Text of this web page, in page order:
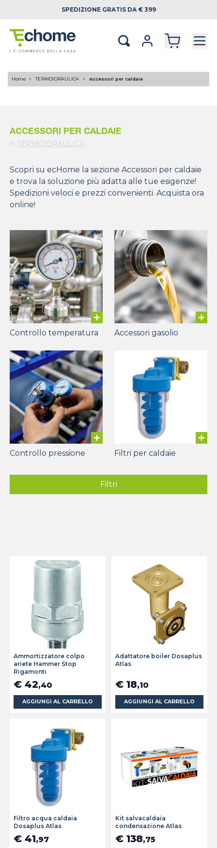
SPEDIZIONE GRATIS DA € 399
Home TERMOIDRAULICA Accessori per caldaie
ACCESSORI PER CALDAIE
in TERMOIDRAULICA
Scopri su ecHome la sezione Accessori per caldaie
e trova la soluzione più adatta alle tue esigenze!
Spedizioni veloci e prezzi convenienti. Acquista ora
online!
Controllo temperatura Accessori gasolio
Controllo pressione Filtri per caldaie
Filtri
Ammortizzatore colpo
ariete Hammer Stop
Rigamonti
€ 42,40
AGGIUNGI AL CARRELLO
Adattatore boiler Dosaplus
Atlas
€ 18,10
AGGIUNGI AL CARRELLO
Filtro acqua caldaia
Dosaplus Atlas
€ 41,97
Kit salvacaldaia
condensazione Atlas
€ 138,75